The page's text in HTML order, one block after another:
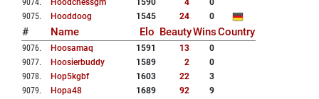
9074. Hoodchessgm 1590 4
0
9075. Hooddoog 1545 24 0
# Name Elo BeautyWinsCountry
9076. Hoosamaq 1591 13
0
9077. Hoosierbuddy 1589 2
0
9078. Hop5kgbf 1603 22
3
9079. Hopa48 1689 92
9